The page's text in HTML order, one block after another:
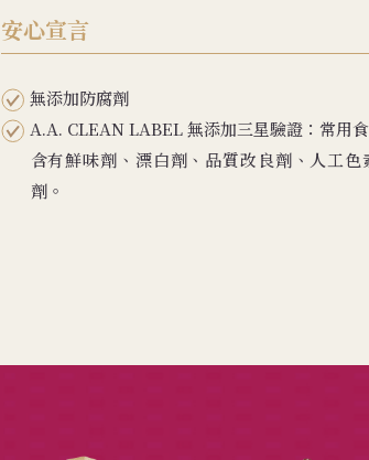
安心宣言
無添加防腐劑
A.A. CLEAN LABEL 無添加三星驗證：常用
含有鮮味劑、漂白劑、品質改良劑、人工
劑。